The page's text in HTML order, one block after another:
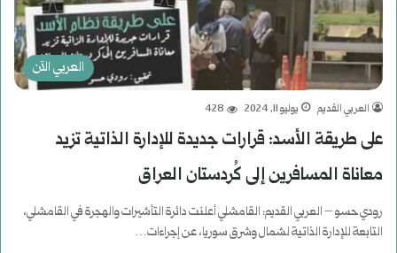
العربي الآن
العربي القديم يوليو 11, 2024 428
على طريقة الأسد: قرارات جديدة للإدارة الذاتية تزيد
معاناة المسافرين إلى كُردستان العراق
رودي حسو – العربي القديم: القامشلي أعلنت دائرة التأشيرات والهجرة في القامشلي،
التابعة للإدارة الذاتية لشمال وشرق سوريا، عن إجراءات…